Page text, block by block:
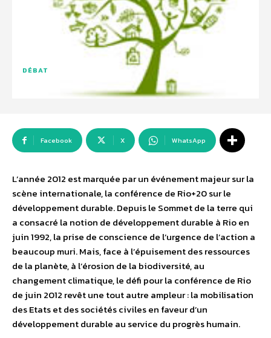
DÉBAT
Facebook X WhatsApp
L’année 2012 est marquée par un événement majeur sur la
scène internationale, la conférence de Rio+20 sur le
développement durable. Depuis le Sommet de la terre qui
a consacré la notion de développement durable à Rio en
juin 1992, la prise de conscience de l’urgence de l’action a
beaucoup muri. Mais, face à l’épuisement des ressources
de la planète, à l’érosion de la biodiversité, au
changement climatique, le défi pour la conférence de Rio
de juin 2012 revêt une tout autre ampleur : la mobilisation
des Etats et des sociétés civiles en faveur d’un
développement durable au service du progrès humain.